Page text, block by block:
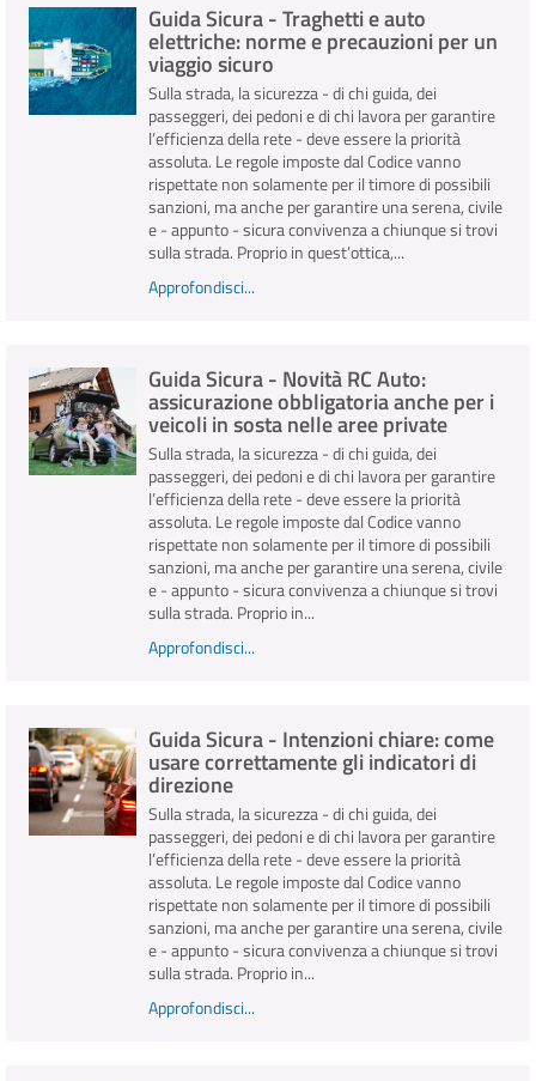
Guida Sicura - Traghetti e auto
elettriche: norme e precauzioni per un
viaggio sicuro
Sulla strada, la sicurezza - di chi guida, dei
passeggeri, dei pedoni e di chi lavora per garantire
l’efficienza della rete - deve essere la priorità
assoluta. Le regole imposte dal Codice vanno
rispettate non solamente per il timore di possibili
sanzioni, ma anche per garantire una serena, civile
e - appunto - sicura convivenza a chiunque si trovi
sulla strada. Proprio in quest’ottica,...
Approfondisci...
Guida Sicura - Novità RC Auto:
assicurazione obbligatoria anche per i
veicoli in sosta nelle aree private
Sulla strada, la sicurezza - di chi guida, dei
passeggeri, dei pedoni e di chi lavora per garantire
l’efficienza della rete - deve essere la priorità
assoluta. Le regole imposte dal Codice vanno
rispettate non solamente per il timore di possibili
sanzioni, ma anche per garantire una serena, civile
e - appunto - sicura convivenza a chiunque si trovi
sulla strada. Proprio in...
Approfondisci...
Guida Sicura - Intenzioni chiare: come
usare correttamente gli indicatori di
direzione
Sulla strada, la sicurezza - di chi guida, dei
passeggeri, dei pedoni e di chi lavora per garantire
l’efficienza della rete - deve essere la priorità
assoluta. Le regole imposte dal Codice vanno
rispettate non solamente per il timore di possibili
sanzioni, ma anche per garantire una serena, civile
e - appunto - sicura convivenza a chiunque si trovi
sulla strada. Proprio in...
Approfondisci...